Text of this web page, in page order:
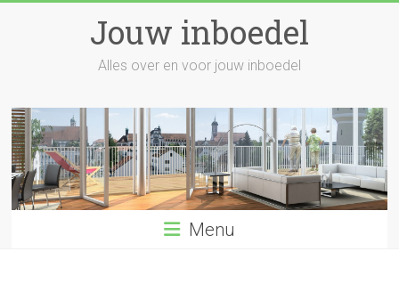
Jouw inboedel
Alles over en voor jouw inboedel
Menu